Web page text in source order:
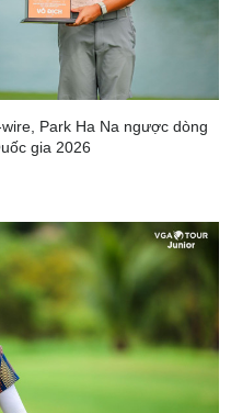
Park Ha Na ngược dòng
gia 2026